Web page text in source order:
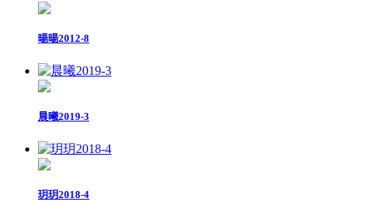
暘暘2012-8
晨曦2019-3
玥玥2018-4